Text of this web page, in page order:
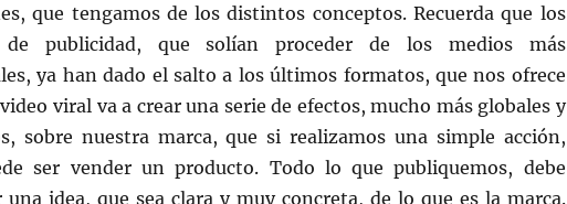
que tengamos de los distintos conceptos. Recuerda que los
de publicidad, que solían proceder de los medios más
ya han dado el salto a los últimos formatos, que nos ofrece
viral va a crear una serie de efectos, mucho más globales y
sobre nuestra marca, que si realizamos una simple acción,
ser vender un producto. Todo lo que publiquemos, debe
idea, que sea clara y muy concreta, de lo que es la marca.